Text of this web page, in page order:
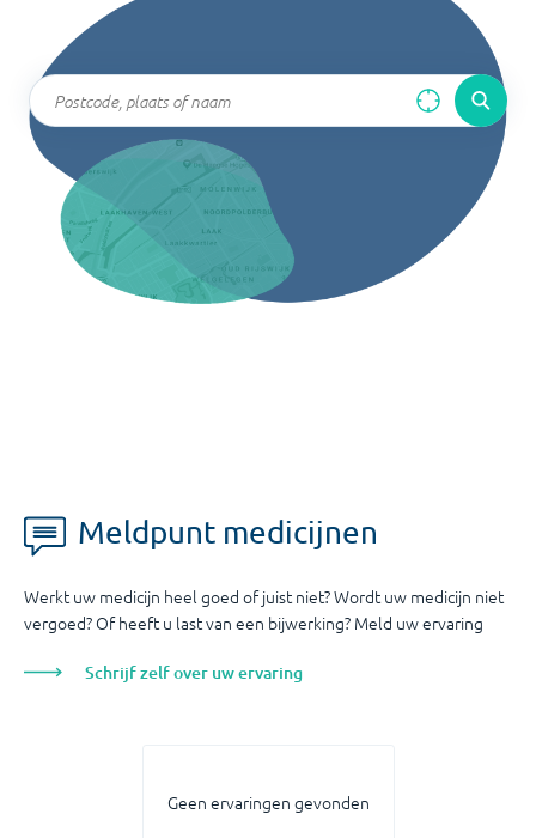
Meldpunt medicijnen
Werkt uw medicijn heel goed of juist niet? Wordt uw medicijn niet
vergoed? Of heeft u last van een bijwerking? Meld uw ervaring
Schrijf zelf over uw ervaring
Geen ervaringen gevonden